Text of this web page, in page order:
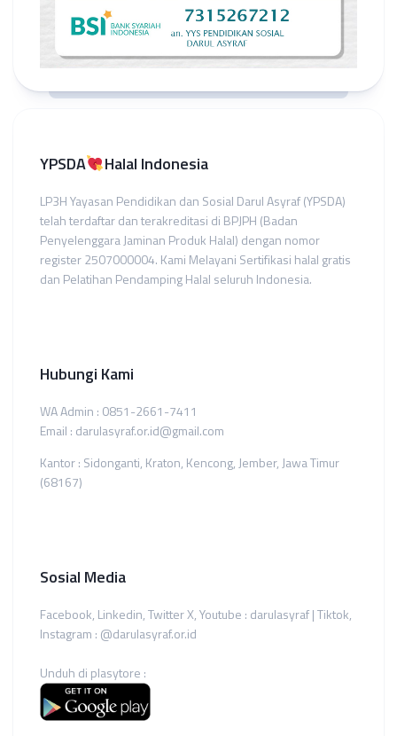
YPSDA Halal Indonesia
LP3H Yayasan Pendidikan dan Sosial Darul Asyraf (YPSDA)
telah terdaftar dan terakreditasi di BPJPH (Badan
Penyelenggara Jaminan Produk Halal) dengan nomor
register 2507000004. Kami Melayani Sertifikasi halal gratis
dan Pelatihan Pendamping Halal seluruh Indonesia.
Hubungi Kami
WA Admin : 0851-2661-7411
Email : darulasyraf.or.id@gmail.com
Kantor : Sidonganti, Kraton, Kencong, Jember, Jawa Timur
(68167)
Sosial Media
Facebook, Linkedin, Twitter X, Youtube : darulasyraf | Tiktok,
Instagram : @darulasyraf.or.id
Unduh di plasytore :